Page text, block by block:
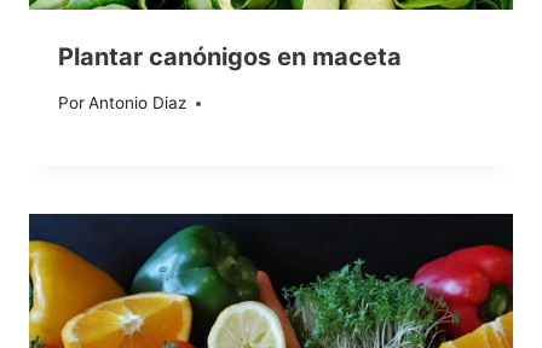
Plantar canónigos en maceta
PorAntonio Diaz
13/08/2015